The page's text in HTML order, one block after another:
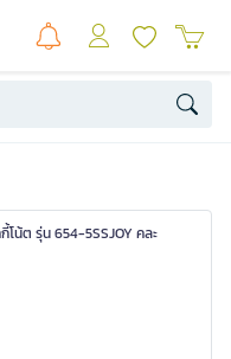
น้ต รุ่น 654-5SSJOY คละ